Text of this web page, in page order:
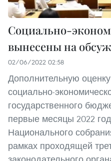
Социально-
вынесены на
02/06/2022 02:58
Дополнительную
социально-
государственного
первые месяцы 2022
Национального
рамках проходящей